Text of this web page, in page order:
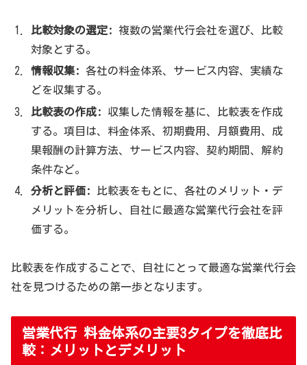
比較対象の選定:
複数の営業代行会社を選び、比較
対象とする。
情報収集:
各社の料金体系、サービス内容、実績な
どを収集する。
比較表の作成:
収集した情報を基に、比較表を作成
する。項目は、料金体系、初期費用、月額費用、成
果報酬の計算方法、サービス内容、契約期間、解約
条件など。
分析と評価:
比較表をもとに、各社のメリット・デ
メリットを分析し、自社に最適な営業代行会社を評
価する。
比較表を作成することで、自社にとって最適な営業代行会
社を見つけるための第一歩となります。
営業代行 料金体系の主要3タイプを徹底比
較：メリットとデメリット